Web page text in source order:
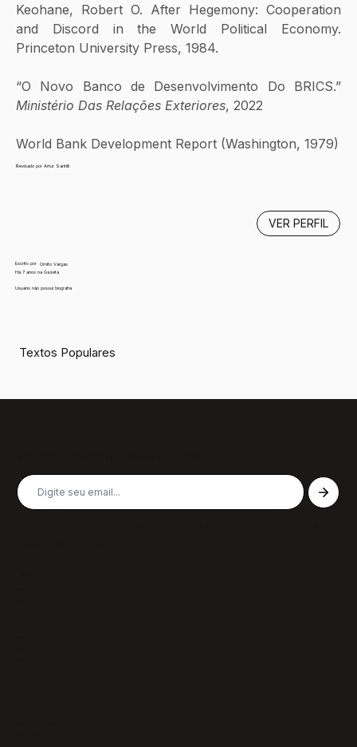
Keohane, Robert O. After Hegemony: Cooperation
and Discord in the World Political Economy.
Princeton University Press, 1984.
Ministério Das Relações Exteriores, 2022
Revisado por Artur Santilli
Escrito por
Ornito Vargas
Há 7 anos na Gazeta
Usuário não possui biografia
VER PERFIL
Textos Populares